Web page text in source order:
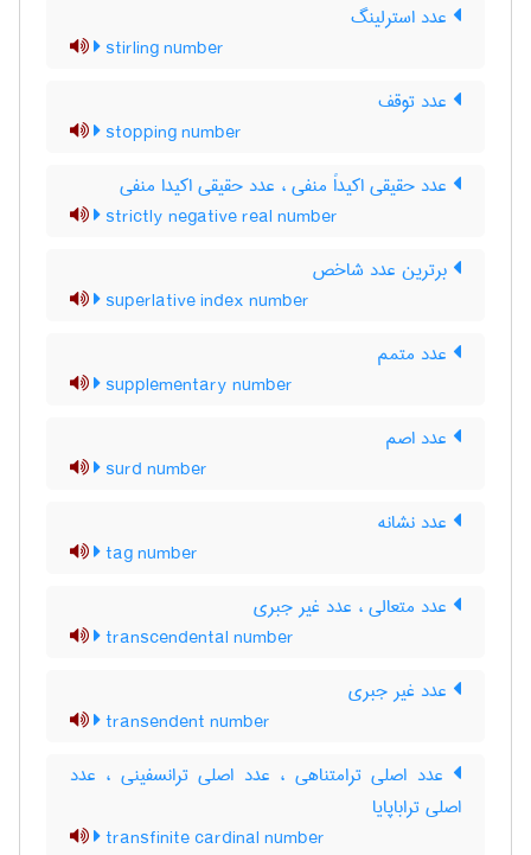
عدد استرلینگ
stirling number
عدد توقف
stopping number
عدد حقیقی اکیداً منفی ، عدد حقیقی اکیدا منفی
strictly negative real number
برترین عدد شاخص
superlative index number
عدد متمم
supplementary number
عدد اصم
surd number
عدد نشانه
tag number
عدد متعالی ، عدد غیر جبری
transcendental number
عدد غیر جبری
transendent number
عدد اصلی ترامتناهی ، عدد اصلی ترانسفینی ، عدد
اصلی تراباپایا
transfinite cardinal number